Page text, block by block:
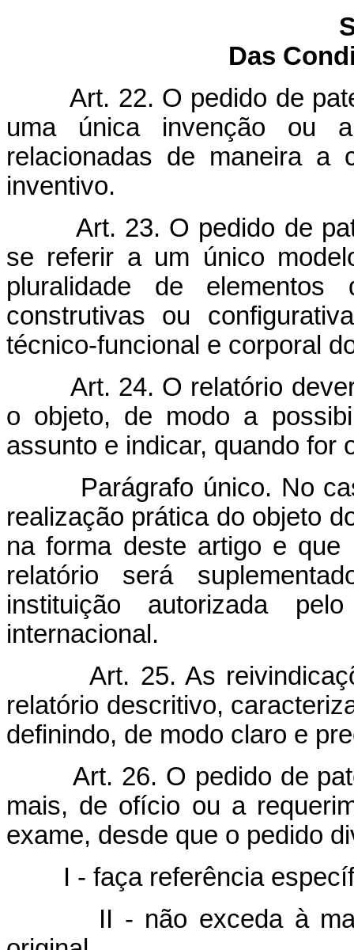
Das
Art. 22. O pedido de
uma única invenção ou
relacionadas de maneira a
inventivo.
Art. 23. O pedido de
se referir a um único
pluralidade de elementos
construtivas ou
técnico-funcional e corporal
Art. 24. O relatório
o objeto, de modo a
assunto e indicar, quando for
Parágrafo único. No
realização prática do objeto
na forma deste artigo e
relatório será
instituição autorizada
internacional.
Art. 25. As
relatório descritivo,
definindo, de modo claro e
Art. 26. O pedido de
mais, de ofício ou a
exame, desde que o pedido
I - faça referência
II - não exceda à